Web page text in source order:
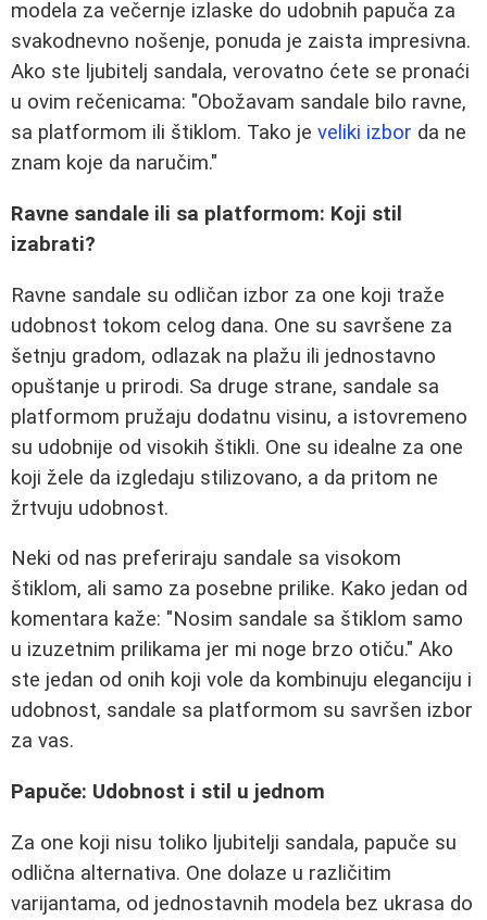
modela za večernje izlaske do udobnih papuča za
svakodnevno nošenje, ponuda je zaista impresivna.
Ako ste ljubitelj sandala, verovatno ćete se pronaći
u ovim rečenicama: "Obožavam sandale bilo ravne,
sa platformom ili štiklom. Tako je veliki izbor da ne
znam koje da naručim."
Ravne sandale ili sa platformom: Koji stil
izabrati?
Ravne sandale su odličan izbor za one koji traže
udobnost tokom celog dana. One su savršene za
šetnju gradom, odlazak na plažu ili jednostavno
opuštanje u prirodi. Sa druge strane, sandale sa
platformom pružaju dodatnu visinu, a istovremeno
su udobnije od visokih štikli. One su idealne za one
koji žele da izgledaju stilizovano, a da pritom ne
žrtvuju udobnost.
Neki od nas preferiraju sandale sa visokom
štiklom, ali samo za posebne prilike. Kako jedan od
komentara kaže: "Nosim sandale sa štiklom samo
u izuzetnim prilikama jer mi noge brzo otiču." Ako
ste jedan od onih koji vole da kombinuju eleganciju i
udobnost, sandale sa platformom su savršen izbor
za vas.
Papuče: Udobnost i stil u jednom
Za one koji nisu toliko ljubitelji sandala, papuče su
odlična alternativa. One dolaze u različitim
varijantama, od jednostavnih modela bez ukrasa do